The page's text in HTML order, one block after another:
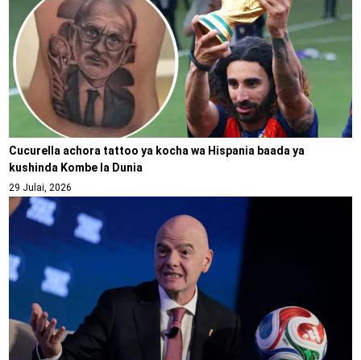
Cucurella achora tattoo ya kocha wa Hispania baada ya
kushinda Kombe la Dunia
29 Julai, 2026